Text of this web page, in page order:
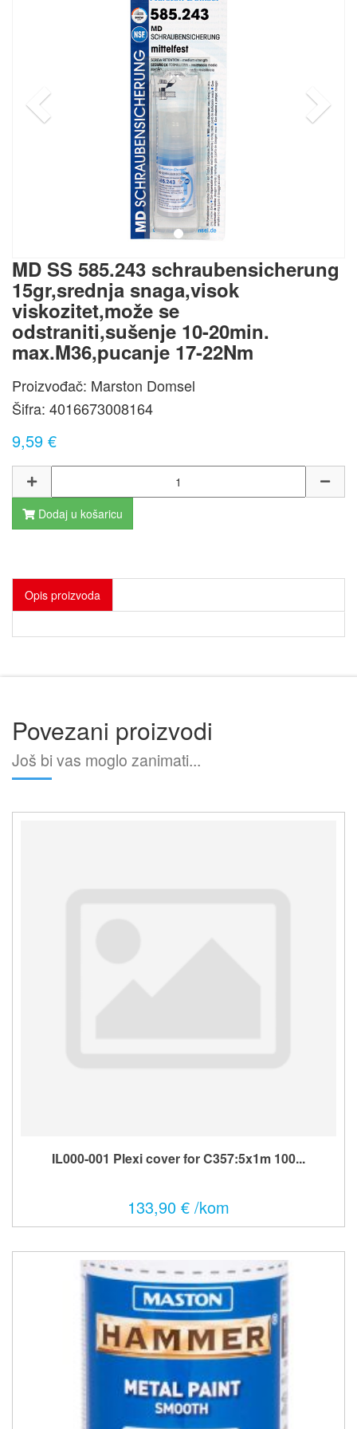
MD SS 585.243 schraubensicherung
15gr,srednja snaga,visok
viskozitet,može se
odstraniti,sušenje 10-20min.
max.M36,pucanje 17-22Nm
Proizvođač: Marston Domsel
Šifra: 4016673008164
9,59 €
Dodaj u košaricu
Opis proizvoda
Povezani proizvodi
Još bi vas moglo zanimati...
IL000-001 Plexi cover for C357:5x1m 100...
133,90 € /kom